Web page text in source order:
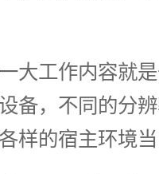
大工作内容就
备，不同的分
样的宿主环境当